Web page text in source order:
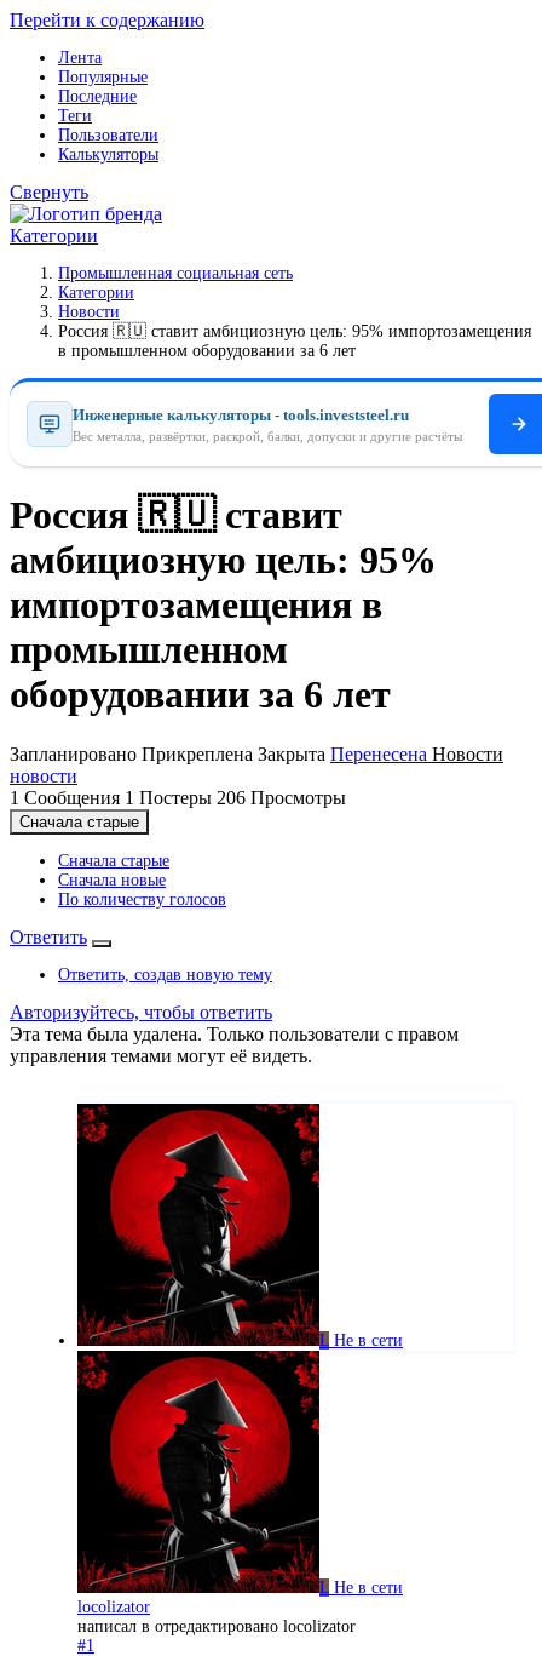
Перейти к содержанию
Лента
Популярные
Последние
Теги
Пользователи
Калькуляторы
Свернуть
Категории
Промышленная социальная сеть
Категории
Новости
Россия 🇷🇺 ставит амбициозную цель: 95% импортозамещения
в промышленном оборудовании за 6 лет
Инженерные калькуляторы - tools.investsteel.ru
Вес металла, развёртки, раскрой, балки, допуски и другие расчёты
Россия 🇷🇺 ставит
амбициозную цель: 95%
импортозамещения в
промышленном
оборудовании за 6 лет
Запланировано Прикреплена Закрыта Перенесена Новости
новости
1 Сообщения 1 Постеры 206 Просмотры
Сначала старые
Сначала старые
Сначала новые
По количеству голосов
Ответить
Ответить, создав новую тему
Авторизуйтесь, чтобы ответить
Эта тема была удалена. Только пользователи с правом
управления темами могут её видеть.
L Не в сети
L Не в сети
locolizator
написал в отредактировано locolizator
#1